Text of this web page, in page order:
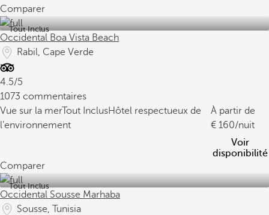
Comparer
Tout Inclus
Occidental Boa Vista Beach
Rabil, Cape Verde
4.5/5
1073 commentaires
Vue sur la merTout InclusHôtel respectueux de
l’environnement
À partir de
160/nuit
Voir
disponibilité
Comparer
Tout Inclus
Occidental Sousse Marhaba
Sousse, Tunisia